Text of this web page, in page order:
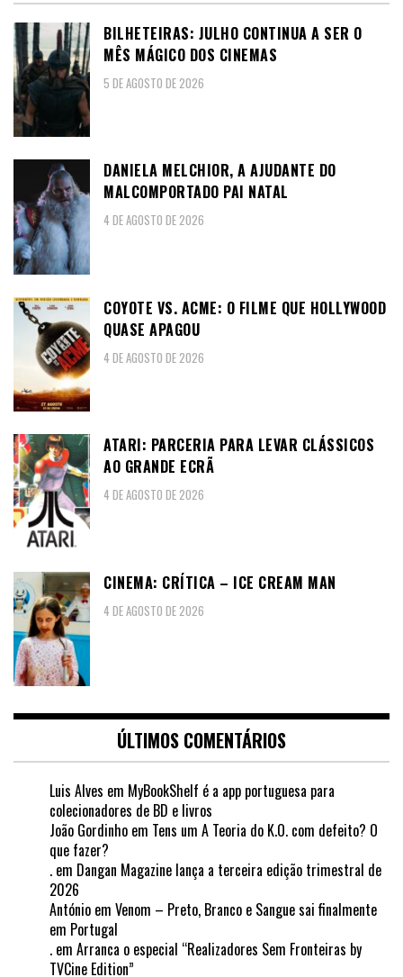
BILHETEIRAS: JULHO CONTINUA A SER O
MÊS MÁGICO DOS CINEMAS
5 DE AGOSTO DE 2026
DANIELA MELCHIOR, A AJUDANTE DO
MALCOMPORTADO PAI NATAL
4 DE AGOSTO DE 2026
COYOTE VS. ACME: O FILME QUE HOLLYWOOD
QUASE APAGOU
4 DE AGOSTO DE 2026
ATARI: PARCERIA PARA LEVAR CLÁSSICOS
AO GRANDE ECRÃ
4 DE AGOSTO DE 2026
CINEMA: CRÍTICA – ICE CREAM MAN
4 DE AGOSTO DE 2026
ÚLTIMOS COMENTÁRIOS
Luis Alves em MyBookShelf é a app portuguesa para
colecionadores de BD e livros
João Gordinho em Tens um A Teoria do K.O. com defeito? O
que fazer?
. em Dangan Magazine lança a terceira edição trimestral de
2026
António em Venom – Preto, Branco e Sangue sai finalmente
em Portugal
. em Arranca o especial “Realizadores Sem Fronteiras by
TVCine Edition”